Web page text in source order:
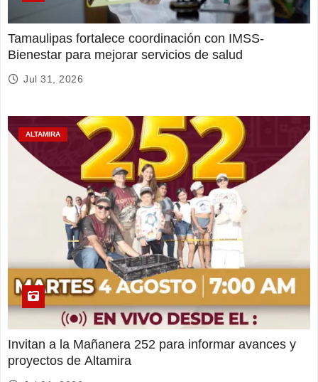
Tamaulipas fortalece coordinación con IMSS-
Bienestar para mejorar servicios de salud
Jul 31, 2026
ALTAMIRA
Invitan a la Mañanera 252 para informar avances y
proyectos de Altamira